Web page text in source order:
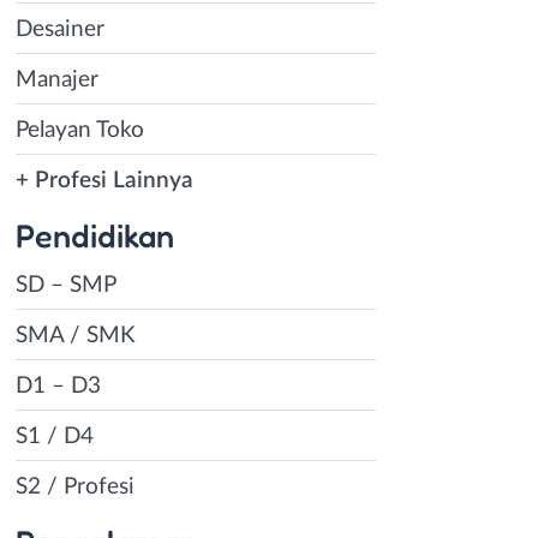
Desainer
Manajer
Pelayan Toko
+ Profesi Lainnya
Pendidikan
SD – SMP
SMA / SMK
D1 – D3
S1 / D4
S2 / Profesi